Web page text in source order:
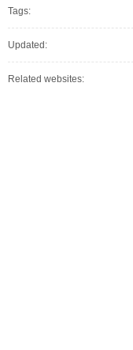
Tags:
Updated:
Related websites: